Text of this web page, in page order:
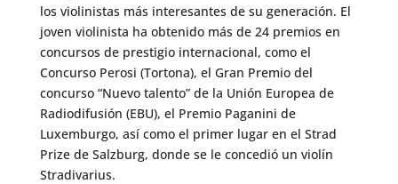
los violinistas más interesantes de su generación. El
joven violinista ha obtenido más de 24 premios en
concursos de prestigio internacional, como el
Concurso Perosi (Tortona), el Gran Premio del
concurso “Nuevo talento” de la Unión Europea de
Radiodifusión (EBU), el Premio Paganini de
Luxemburgo, así como el primer lugar en el Strad
Prize de Salzburg, donde se le concedió un violín
Stradivarius.